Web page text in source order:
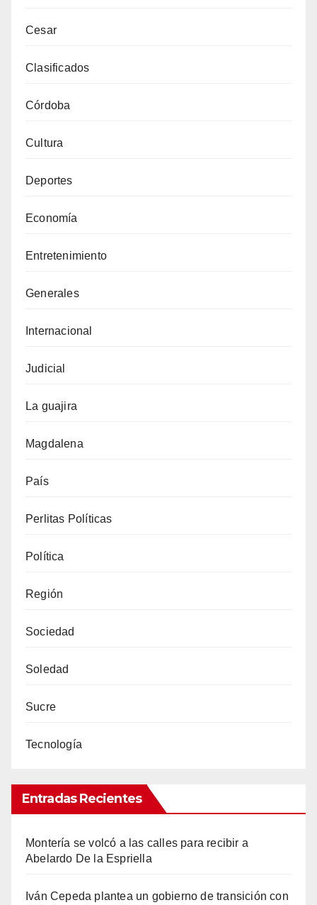
Cesar
Clasificados
Córdoba
Cultura
Deportes
Economía
Entretenimiento
Generales
Internacional
Judicial
La guajira
Magdalena
País
Perlitas Políticas
Política
Región
Sociedad
Soledad
Sucre
Tecnología
Entradas Recientes
Montería se volcó a las calles para recibir a
Abelardo De la Espriella
Iván Cepeda plantea un gobierno de transición con